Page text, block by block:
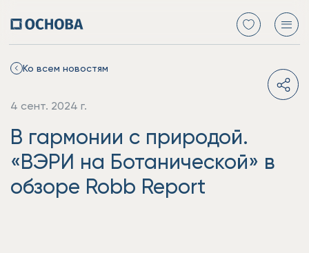
Ко всем новостям
4 сент. 2024 г.
В гармонии с природой.
«ВЭРИ на Ботанической» в
обзоре Robb Report